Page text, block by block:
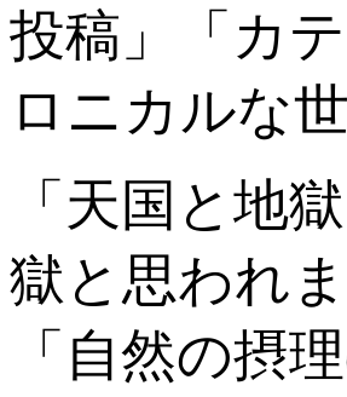
投稿」「カ
ロニカルな
「天国と地
獄と思われま
「自然の摂